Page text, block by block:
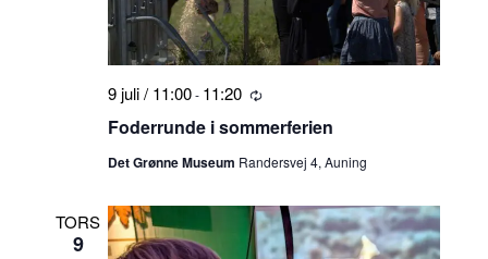
Foderrunde i sommerferien
9 juli / 11:00- 11:20 Tilbagevendende
Det Grønne Museum Randersvej 4, Auning
TORS
9